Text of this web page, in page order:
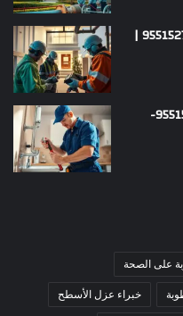
شركة كشف خرير المياه بمارك الكبير 95515270 |
شركة كشف خرير المياه بالفروانية 95515270-
على الصحة
خبراء عزل الأسطح